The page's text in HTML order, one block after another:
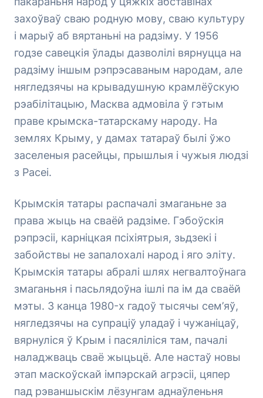
захоўваў сваю родную мову, сваю культуру
і марыў аб вяртаньні на радзіму. У 1956
годзе савецкія ўлады дазволілі вярнуцца на
радзіму іншым рэпрэсаваным народам, але
нягледзячы на крывадушную крамлёўскую
рэабілітацыю, Масква адмовіла ў гэтым
праве крымска-татарскаму народу. На
землях Крыму, у дамах татараў былі ўжо
заселеныя расейцы, прышлыя і чужыя людзі
з Расеі.
Крымскія татары распачалі змаганьне за
права жыць на сваёй радзіме. Гэбоўскія
рэпрэсіі, карніцкая псіхіятрыя, зьдзекі і
забойствы не запалохалі народ і яго эліту.
Крымскія татары абралі шлях негвалтоўнага
змаганьня і пасьлядоўна ішлі па ім да сваёй
мэты. З канца 1980-х гадоў тысячы сем’яў,
нягледзячы на супраціў уладаў і чужаніцаў,
вярнуліся ў Крым і пасяліліся там, пачалі
наладжваць сваё жыцьцё. Але настаў новы
этап маскоўскай імпэрскай агрэсіі, цяпер
пад рэваншыскім лёзунгам аднаўленьня